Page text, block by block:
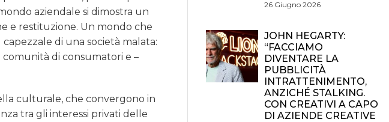
aziendale si dimostra un
e restituzione. Un mondo che
di una società malata:
di consumatori e –
culturale, che convergono in
tra gli interessi privati delle
26 Giugno 2026
JOHN HEGARTY:
“FACCIAMO
DIVENTARE LA
PUBBLICITÀ
INTRATTENIMENTO,
ANZICHÉ STALKING.
CON CREATIVI A CAPO
DI AZIENDE CREATIVE